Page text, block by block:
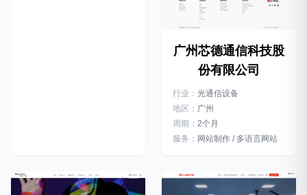
广州芯德通信科技股
份有限公司
行业： 光通信设备
地区： 广州
周期： 2个月
服务： 网站制作 / 多语言网站